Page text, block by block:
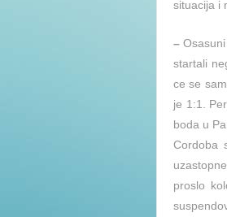
situacija i
–
startali
ce se
je 1:1.
boda u
Cordoba
proslo